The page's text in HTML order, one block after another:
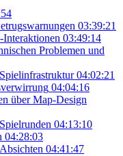
03:39:21
03:49:14
Problemen und
04:02:21
04:04:16
über Map-Design
04:13:10
04:28:03
04:41:47